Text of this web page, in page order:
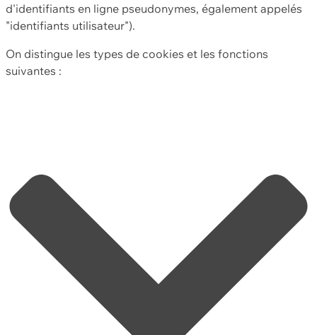
d'identifiants en ligne pseudonymes, également appelés
"identifiants utilisateur").
On distingue les types de cookies et les fonctions
suivantes :